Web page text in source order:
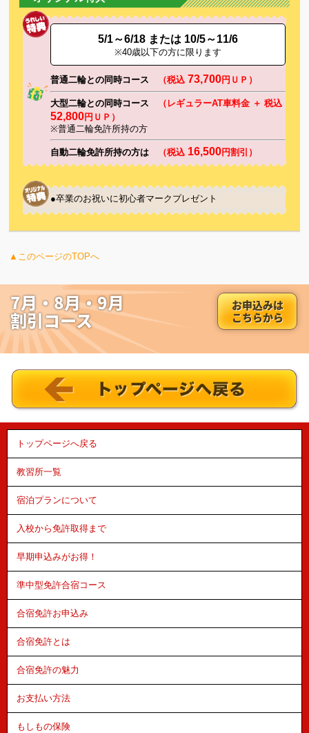
5/1～6/18 または 10/5～11/6
※40歳以下の方に限ります
普通二輪との同時コース （税込 73,700円ＵＰ）
大型二輪との同時コース （レギュラーAT車料金 ＋ 税込
52,800円ＵＰ）
※普通二輪免許所持の方
自動二輪免許所持の方は （税込 16,500円割引）
●卒業のお祝いに初心者マークプレゼント
▲このページのTOPへ
7月・8月・9月
割引コース
お申込みは
こちらから
トップページへ戻る
教習所一覧
宿泊プランについて
入校から免許取得まで
早期申込みがお得！
準中型免許合宿コース
合宿免許お申込み
合宿免許とは
合宿免許の魅力
お支払い方法
もしもの保険